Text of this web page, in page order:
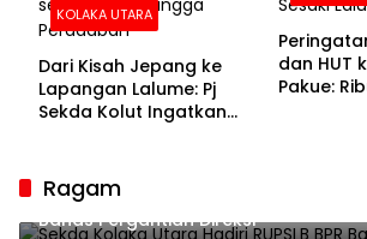
KOLAKA UTARA
Dari Kisah Jepang ke
Lapangan Lalume: Pj
Sekda Kolut Ingatkan
dan HUT
Pakue:
Ragam
Sekda Kolaka Utara Hadiri RUPSLB
Bahas Pergantian Direksi